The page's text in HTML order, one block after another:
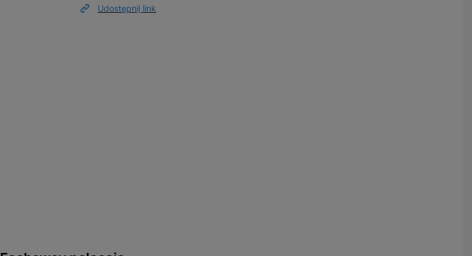
Udostępnij link